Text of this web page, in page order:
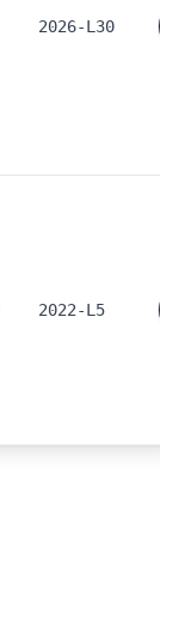
2026-L30
2022-L5